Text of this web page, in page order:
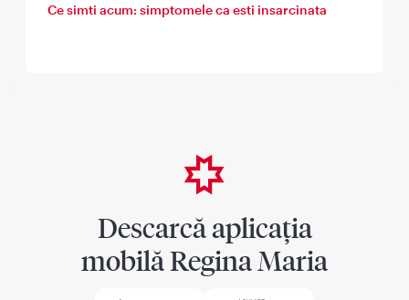
Ce simti acum: simptomele ca esti insarcinata
Descarcă aplicația
mobilă Regina Maria